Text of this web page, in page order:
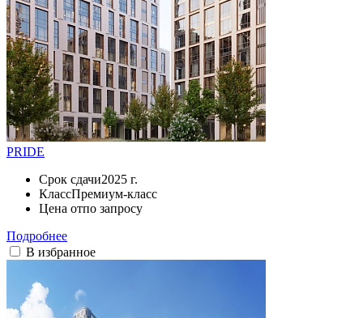
PRIDE
Срок сдачи2025 г.
КлассПремиум-класс
Цена отпо запросу
Подробнее
В избранное